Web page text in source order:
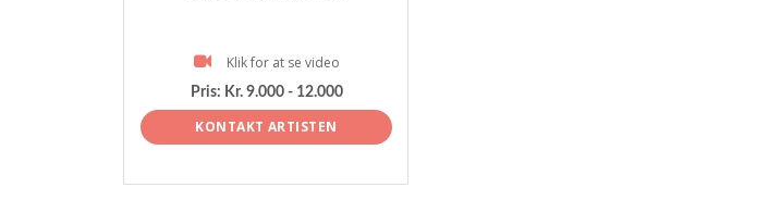
Klik for at se video
Pris: Kr. 9.000 - 12.000
KONTAKT ARTISTEN